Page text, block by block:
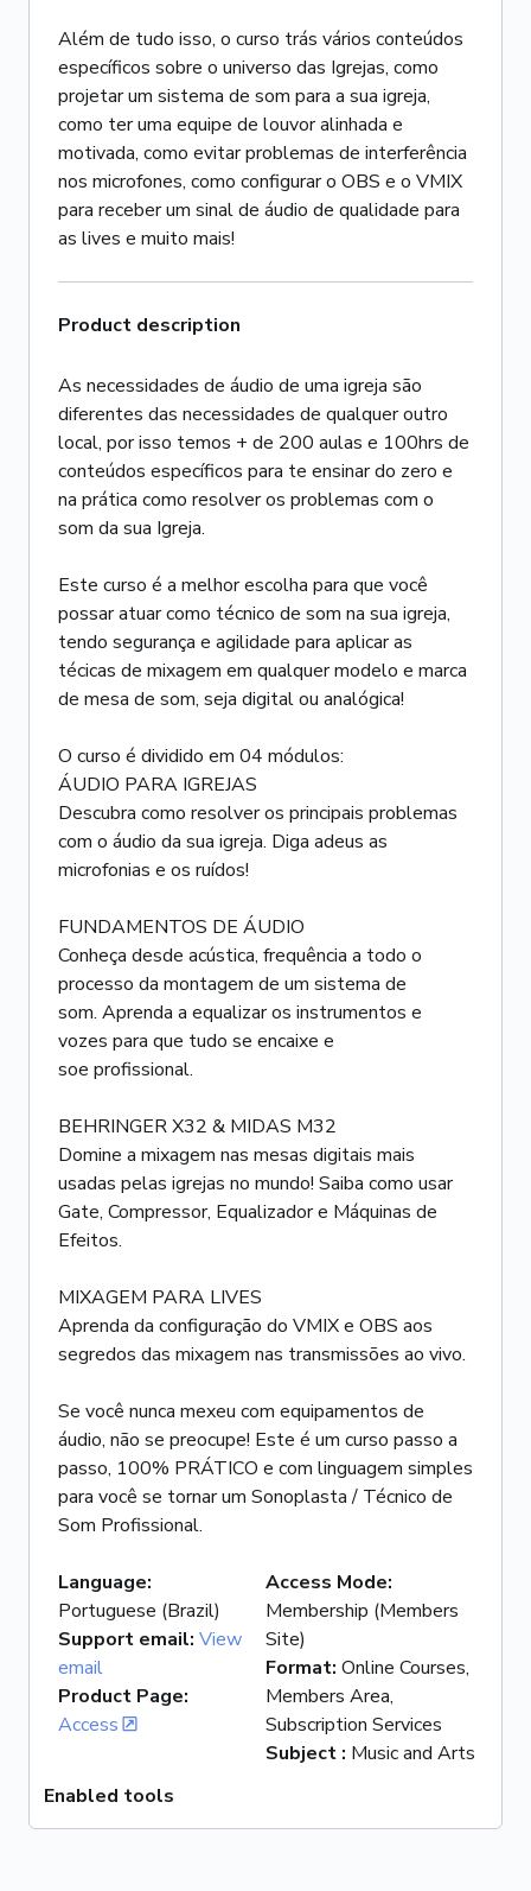
Além de tudo isso, o curso trás vários conteúdos
específicos sobre o universo das Igrejas, como
projetar um sistema de som para a sua igreja,
como ter uma equipe de louvor alinhada e
motivada, como evitar problemas de interferência
nos microfones, como configurar o OBS e o VMIX
para receber um sinal de áudio de qualidade para
as lives e muito mais!
Product description
As necessidades de áudio de uma igreja são
diferentes das necessidades de qualquer outro
local, por isso temos + de 200 aulas e 100hrs de
conteúdos específicos para te ensinar do zero e
na prática como resolver os problemas com o
som da sua Igreja.
Este curso é a melhor escolha para que você
possar atuar como técnico de som na sua igreja,
tendo segurança e agilidade para aplicar as
técicas de mixagem em qualquer modelo e marca
de mesa de som, seja digital ou analógica!
O curso é dividido em 04 módulos:
ÁUDIO PARA IGREJAS
Descubra como resolver os principais problemas
com o áudio da sua igreja. Diga adeus as
microfonias e os ruídos!
FUNDAMENTOS DE ÁUDIO
Conheça desde acústica, frequência a todo o
processo da montagem de um sistema de
som. Aprenda a equalizar os instrumentos e
vozes para que tudo se encaixe e
soe profissional.
BEHRINGER X32 & MIDAS M32
Domine a mixagem nas mesas digitais mais
usadas pelas igrejas no mundo! Saiba como usar
Gate, Compressor, Equalizador e Máquinas de
Efeitos.
MIXAGEM PARA LIVES
Aprenda da configuração do VMIX e OBS aos
segredos das mixagem nas transmissões ao vivo.
Se você nunca mexeu com equipamentos de
áudio, não se preocupe! Este é um curso passo a
passo, 100% PRÁTICO e com linguagem simples
para você se tornar um Sonoplasta / Técnico de
Som Profissional.
Language:
Portuguese (Brazil)
Support email: View
email
Product Page:
Access
Access Mode:
Membership (Members
Site)
Format: Online Courses,
Members Area,
Subscription Services
Subject : Music and Arts
Enabled tools